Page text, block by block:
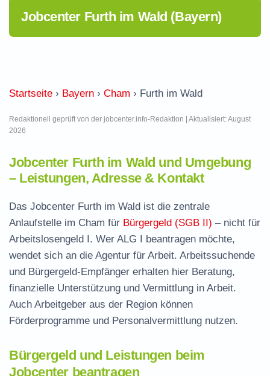
Jobcenter Furth im Wald (Bayern)
Startseite › Bayern › Cham › Furth im Wald
Redaktionell geprüft von der jobcenter.info-Redaktion | Aktualisiert: August
2026
Jobcenter Furth im Wald und Umgebung
– Leistungen, Adresse & Kontakt
Das Jobcenter Furth im Wald ist die zentrale
Anlaufstelle im Cham für Bürgergeld (SGB II) – nicht für
Arbeitslosengeld I. Wer ALG I beantragen möchte,
wendet sich an die Agentur für Arbeit. Arbeitssuchende
und Bürgergeld-Empfänger erhalten hier Beratung,
finanzielle Unterstützung und Vermittlung in Arbeit.
Auch Arbeitgeber aus der Region können
Förderprogramme und Personalvermittlung nutzen.
Bürgergeld und Leistungen beim
Jobcenter beantragen